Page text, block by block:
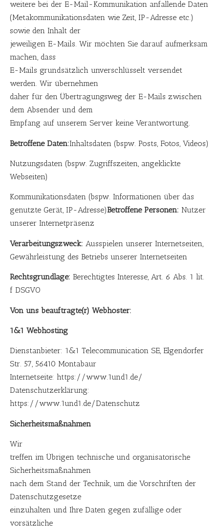
weitere bei der E-Mail-Kommunikation anfallende Daten
(Metakommunikationsdaten wie Zeit, IP-Adresse etc.)
sowie den Inhalt der
jeweiligen E-Mails. Wir möchten Sie darauf aufmerksam
machen, dass
E-Mails grundsätzlich unverschlüsselt versendet
werden. Wir übernehmen
daher für den Übertragungsweg der E-Mails zwischen
dem Absender und dem
Empfang auf unserem Server keine Verantwortung.
Betroffene Daten:Inhaltsdaten (bspw. Posts, Fotos, Videos)
Nutzungsdaten (bspw. Zugriffszeiten, angeklickte
Webseiten)
Kommunikationsdaten (bspw. Informationen über das
genutzte Gerät, IP-Adresse)Betroffene Personen: Nutzer
unserer Internetpräsenz
Verarbeitungszweck: Ausspielen unserer Internetseiten,
Gewährleistung des Betriebs unserer Internetseiten
Rechtsgrundlage: Berechtigtes Interesse, Art. 6 Abs. 1 lit.
f DSGVO
Von uns beauftragte(r) Webhoster:
1&1 Webhosting
Dienstanbieter: 1&1 Telecommunication SE, Elgendorfer
Str. 57, 56410 Montabaur
Internetseite: https://www.1und1.de/
Datenschutzerklärung:
https://www.1und1.de/Datenschutz
Sicherheitsmaßnahmen
Wir
treffen im Übrigen technische und organisatorische
Sicherheitsmaßnahmen
nach dem Stand der Technik, um die Vorschriften der
Datenschutzgesetze
einzuhalten und Ihre Daten gegen zufällige oder
vorsätzliche